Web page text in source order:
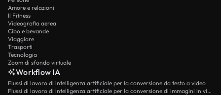
Amore e relazioni
Il Fitness
Videografia aerea
Cibo e bevande
Viaggiare
Trasporti
Tecnologia
Zoom di sfondo virtuale
Workflow IA
Flussi di lavoro di intelligenza artificiale per la conversione da testo a video
Flussi di lavoro di intelligenza artificiale per la conversione di immagini in video